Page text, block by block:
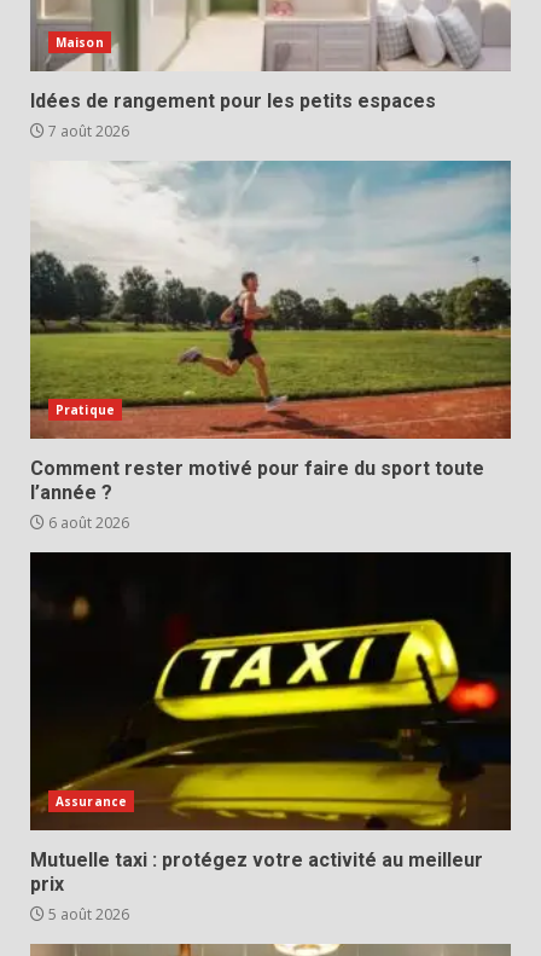
Maison
Idées de rangement pour les petits espaces
7 août 2026
Pratique
Comment rester motivé pour faire du sport toute
l’année ?
6 août 2026
Assurance
Mutuelle taxi : protégez votre activité au meilleur
prix
5 août 2026